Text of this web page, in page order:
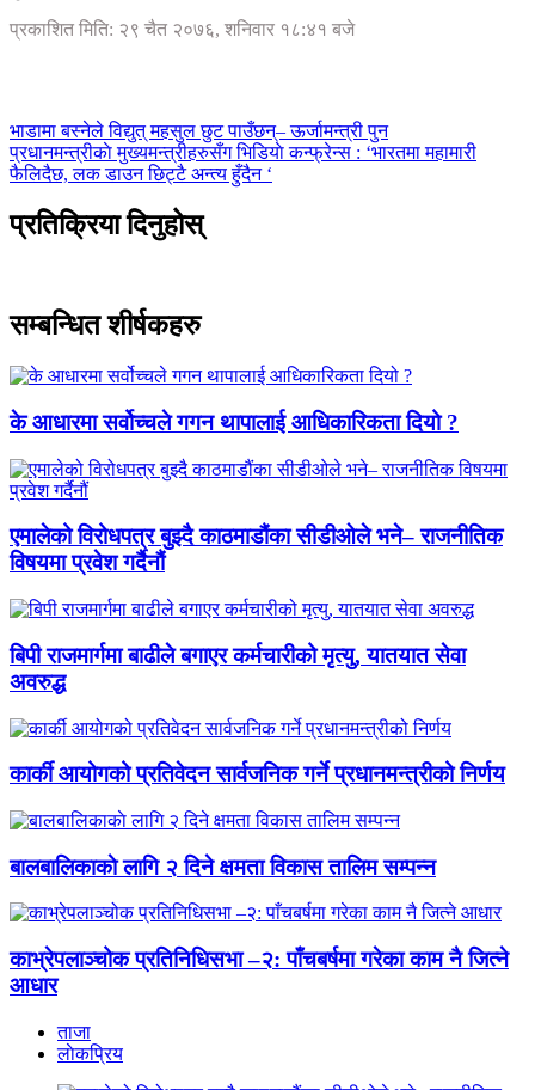
प्रकाशित मिति: २९ चैत २०७६, शनिवार १८:४१ बजे
भाडामा बस्नेले विद्युत् महसुल छुट पाउँछन्– ऊर्जामन्त्री पुन
प्रधानमन्त्रीकाे मुख्यमन्त्रीहरुसँग भिडियाे कन्फ्रेन्स : ‘भारतमा महामारी
फैलिदैछ, लक डाउन छिट्टै अन्त्य हुँदैन ‘
प्रतिक्रिया दिनुहोस्
सम्बन्धित शीर्षकहरु
के आधारमा सर्वोच्चले गगन थापालाई आधिकारिकता दियो ?
एमालेको विरोधपत्र बुझ्दै काठमाडौंका सीडीओले भने– राजनीतिक
विषयमा प्रवेश गर्दैनौं
बिपी राजमार्गमा बाढीले बगाएर कर्मचारीको मृत्यु, यातयात सेवा
अवरुद्ध
कार्की आयोगको प्रतिवेदन सार्वजनिक गर्ने प्रधानमन्त्रीको निर्णय
बालबालिकाकाे लागि २ दिने क्षमता विकास तालिम सम्पन्न
काभ्रेपलाञ्चोक प्रतिनिधिसभा –२: पाँचबर्षमा गरेका काम नै जित्ने
आधार
ताजा
लाेकप्रिय